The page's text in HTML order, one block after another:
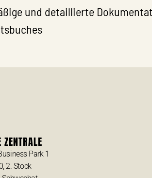
und detaillierte
ZENTRALE
Park 1
2. Stock